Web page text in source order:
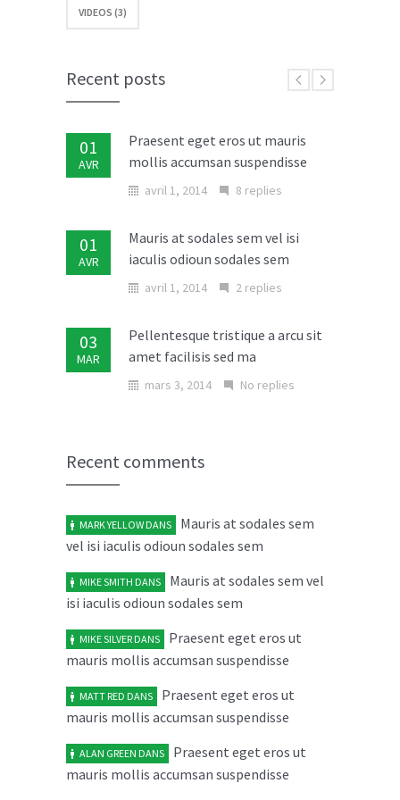
VIDEOS (3)
Recent posts
01
AVR
Praesent eget eros ut mauris
mollis accumsan suspendisse
avril 1, 2014 8 replies
01
AVR
Mauris at sodales sem vel isi
iaculis odioun sodales sem
avril 1, 2014 2 replies
03
MAR
Pellentesque tristique a arcu sit
amet facilisis sed ma
mars 3, 2014 No replies
MAR
04
FÉV
Cras elit ligula scelerisque
accumsan tristique quis
février 4, 2014 No replies
03
FÉV
Maecenas risus metus malesuada
ut libero in
JAN
Aenean vel dolor volutpat
sollicitudin neque rhon
janvier 5, 2014 No replies
Recent comments
MARK YELLOW DANS
Mauris at sodales sem
vel isi iaculis odioun sodales sem
MIKE SMITH DANS
Mauris at sodales sem vel
isi iaculis odioun sodales sem
MIKE SILVER DANS
Praesent eget eros ut
mauris mollis accumsan suspendisse
MATT RED DANS
Praesent eget eros ut
mauris mollis accumsan suspendisse
ALAN GREEN DANS
Praesent eget eros ut
mauris mollis accumsan suspendisse